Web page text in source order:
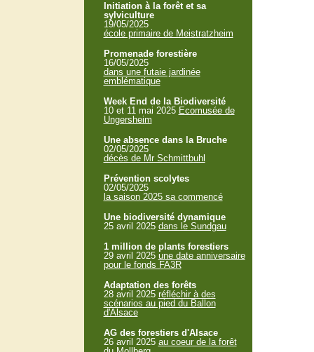
Initiation à la forêt et sa
sylviculture
19/05/2025
école primaire de Meistratzheim
Promenade forestière
16/05/2025
dans une futaie jardinée
emblématique
Week End de la Biodiversité
10 et 11 mai 2025 Ecomusée de
Ungersheim
Une absence dans la Bruche
02/05/2025
décès de Mr Schmittbuhl
Prévention scolytes
02/05/2025
la saison 2025 sa commencé
Une biodiversité dynamique
25 avril 2025 dans le Sundgau
1 million de plants forestiers
29 avril 2025 une date anniversaire
pour le fonds FA3R
Adaptation des forêts
28 avril 2025 réfléchir à des
scénarios au pied du Ballon
d'Alsace
AG des forestiers d'Alsace
26 avril 2025 au coeur de la forêt